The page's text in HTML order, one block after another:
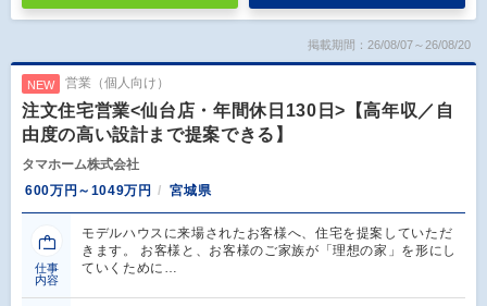
掲載期間：26/08/07～26/08/20
NEW 営業（個人向け）
注文住宅営業<仙台店・年間休日130日>【高年収／自
由度の高い設計まで提案できる】
タマホーム株式会社
600万円～1049万円
宮城県
仕事
内容
モデルハウスに来場されたお客様へ、住宅を提案していただ
きます。 お客様と、お客様のご家族が「理想の家」を形にし
ていくために…